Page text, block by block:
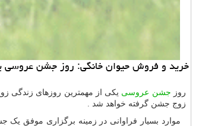
خرید و فروش حیوان خانگی: روز جشن عروسی
روز جشن عروسی یکی از مهمترین روزهای زندگی
زوج جشن گرفته خواهد شد .
موارد بسیار فراوانی در زمینه برگزاری موفق یک